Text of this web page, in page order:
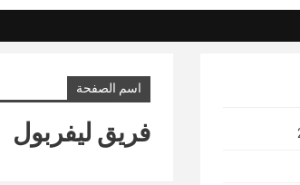
اسم الصفحة
فريق ليفربول